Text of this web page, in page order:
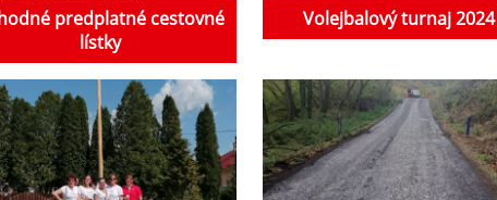
predplatné cestovné
lístky
Volejbalový turnaj 2024